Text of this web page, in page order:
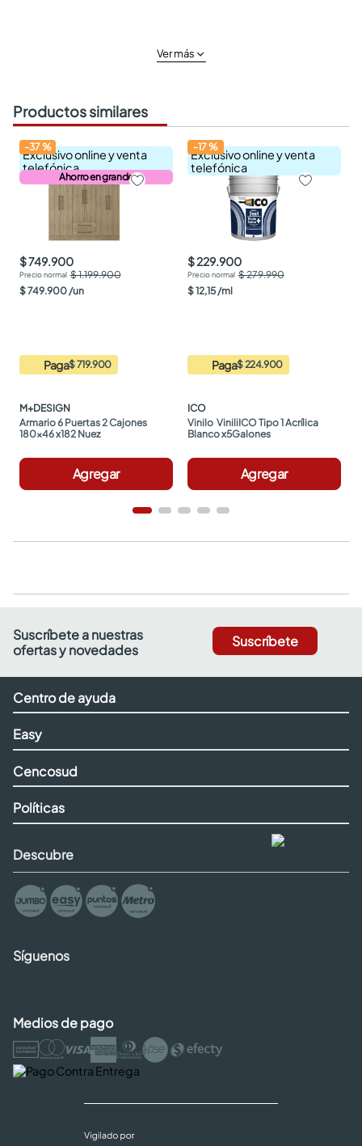
Ver más
Productos similares
Exclusivo online y venta
telefónica
Ahorro en grande
-37%
$ 749.900
$ 1.199.900
$749.900 /un
Paga$ 719.900
M+DESIGN
Armario 6 Puertas 2 Cajones
180x46 x182 Nuez
Agregar
Exclusivo online y venta
telefónica
-17%
$ 229.900
$ 279.990
$12,15 /ml
Paga$ 224.900
ICO
Vinilo  ViniliICO Tipo 1 Acrílica
Blanco x5Galones
Agregar
Suscríbete a nuestras
ofertas y novedades
Suscríbete
Centro de ayuda
Easy
Cencosud
Políticas
Descubre
Síguenos
Medios de pago